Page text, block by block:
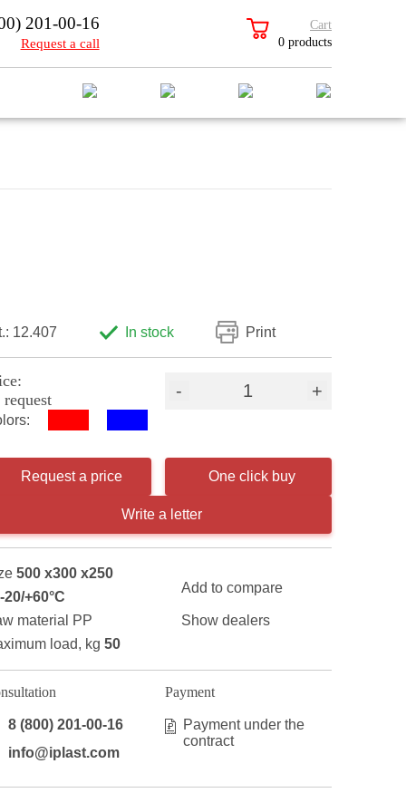
201-00-16
Request a call
Cart
0 products
12.407 In stock Print
request
- +
Request a price One click buy
Write a letter
500 x300 x250
-20/+60°С
material PP
load, kg 50
Add to compare
Show dealers
8 (800) 201-00-16
info@iplast.com
Payment
Payment under the
contract